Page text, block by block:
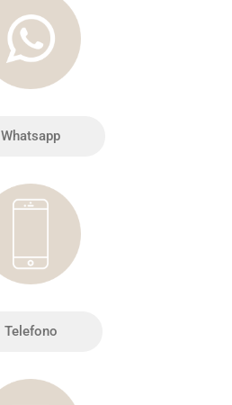
Whatsapp
Telefono